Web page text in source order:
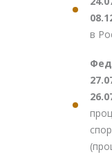
в